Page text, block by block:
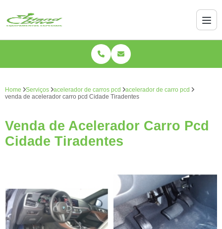
Home Serviços acelerador de carros pcd
acelerador de carro pcd
venda de acelerador carro pcd Cidade Tiradentes
Venda de Acelerador Carro Pcd
Cidade Tiradentes